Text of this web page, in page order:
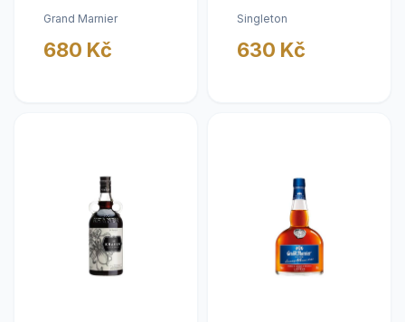
Grand Marnier
680 Kč
Singleton
630 Kč